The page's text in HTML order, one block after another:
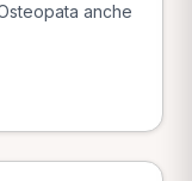
anche